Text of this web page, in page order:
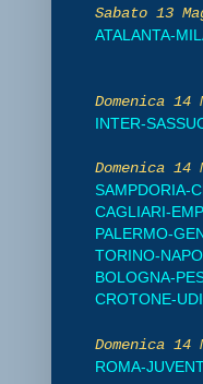
Sabato 13
ATALANTA-
Domenica
INTER-
Domenica
SAMPDORIA-
CAGLIARI-
PALERMO-
TORINO-
BOLOGNA-
CROTONE-
Domenica
ROMA-